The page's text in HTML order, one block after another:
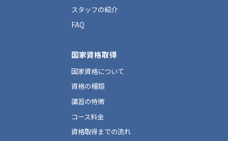
スタッフの紹介
FAQ
国家資格取得
国家資格について
資格の種類
講習の特徴
コース料金
資格取得までの流れ